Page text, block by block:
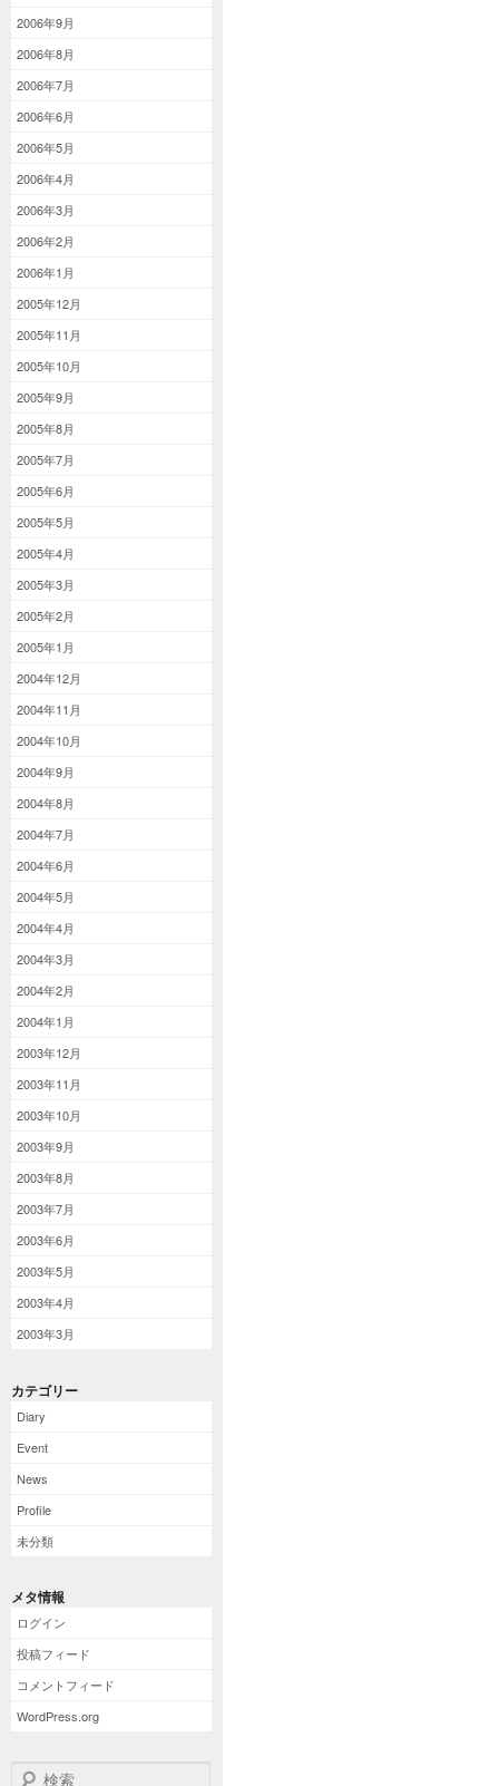
2006年9月
2006年8月
2006年7月
2006年6月
2006年5月
2006年4月
2006年3月
2006年2月
2006年1月
2005年12月
2005年11月
2005年10月
2005年9月
2005年8月
2005年7月
2005年6月
2005年5月
2005年4月
2005年3月
2005年2月
2005年1月
2004年12月
2004年11月
2004年10月
2004年9月
2004年8月
2004年7月
2004年6月
2004年5月
2004年4月
2004年3月
2004年2月
2004年1月
2003年12月
2003年11月
2003年10月
2003年9月
2003年8月
2003年7月
2003年6月
2003年5月
2003年4月
2003年3月
カテゴリー
Diary
Event
News
Profile
未分類
メタ情報
ログイン
投稿フィード
コメントフィード
WordPress.org
検索